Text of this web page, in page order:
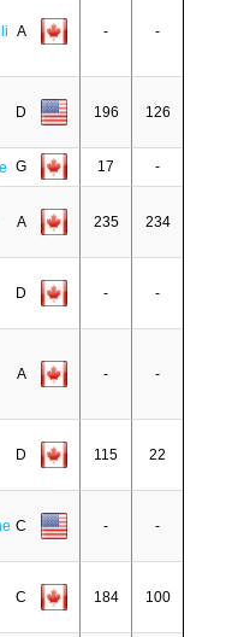
A - -
D 196 126
G 17 -
A 235 234
D - -
A - -
D 115 22
C - -
C 184 100